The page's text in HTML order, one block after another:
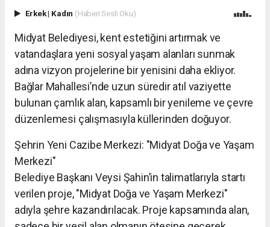
Erkek| Kadın (Haberi Sesli Oku)
Midyat Belediyesi, kent estetiğini artırmak ve
vatandaşlara yeni sosyal yaşam alanları sunmak
adına vizyon projelerine bir yenisini daha ekliyor.
Bağlar Mahallesi’nde uzun süredir atıl vaziyette
bulunan çamlık alan, kapsamlı bir yenileme ve çevre
düzenlemesi çalışmasıyla küllerinden doğuyor.
Şehrin Yeni Cazibe Merkezi: "Midyat Doğa ve Yaşam
Merkezi"
Belediye Başkanı Veysi Şahin’in talimatlarıyla startı
verilen proje, "Midyat Doğa ve Yaşam Merkezi"
adıyla şehre kazandırılacak. Proje kapsamında alan,